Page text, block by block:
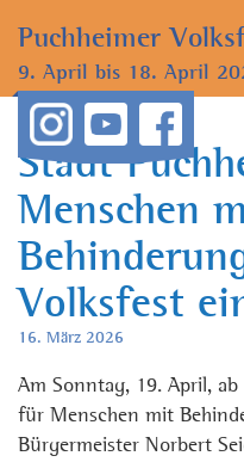
Puchheimer
9. April bis 18. April
Stadt
Menschen
Volksfest
16. März 2026
Am Sonntag, 19. April,
für Menschen mit
Bürgermeister Norbert